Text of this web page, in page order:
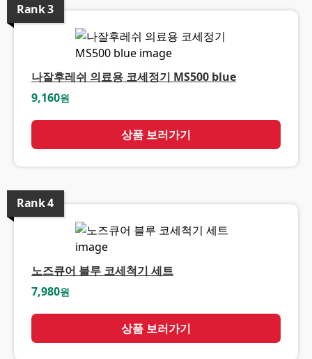
Rank3
나잘후레쉬 의료용 코세정기 MS500 blue
9,160원
상품 보러가기
Rank4
노즈큐어 블루 코세척기 세트
7,980원
상품 보러가기